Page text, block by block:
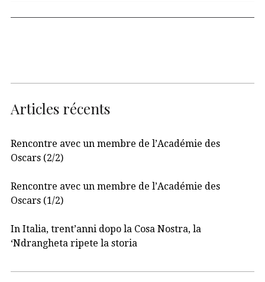
Articles récents
Rencontre avec un membre de l’Académie des
Oscars (2/2)
Rencontre avec un membre de l’Académie des
Oscars (1/2)
In Italia, trent’anni dopo la Cosa Nostra, la
‘Ndrangheta ripete la storia